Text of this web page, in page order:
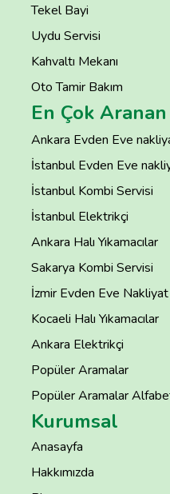
Tekel Bayi
Uydu Servisi
Kahvaltı Mekanı
Oto Tamir Bakım
En Çok Aranan
Ankara Evden Eve
İstanbul Evden Eve
İstanbul Kombi Servisi
İstanbul Elektrikçi
Ankara Halı Yıkamacılar
Sakarya Kombi Servisi
İzmir Evden Eve Nakliyat
Kocaeli Halı Yıkamacılar
Ankara Elektrikçi
Popüler Aramalar
Popüler Aramalar
Kurumsal
Anasayfa
Hakkımızda